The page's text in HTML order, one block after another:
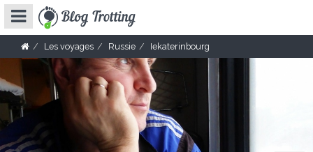
Les voyages Russie Iekaterinbourg